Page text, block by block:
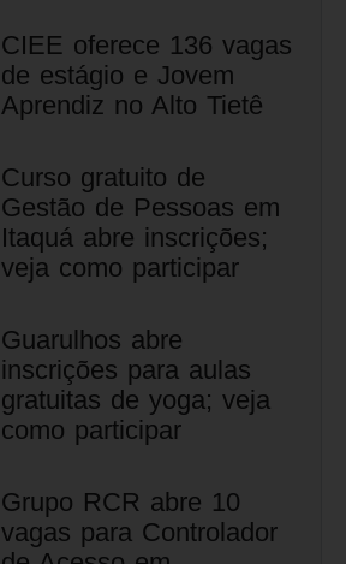
CIEE oferece 136 vagas
de estágio e Jovem
Aprendiz no Alto Tietê
Curso gratuito de
Gestão de Pessoas em
Itaquá abre inscrições;
veja como participar
Guarulhos abre
inscrições para aulas
gratuitas de yoga; veja
como participar
Grupo RCR abre 10
vagas para Controlador